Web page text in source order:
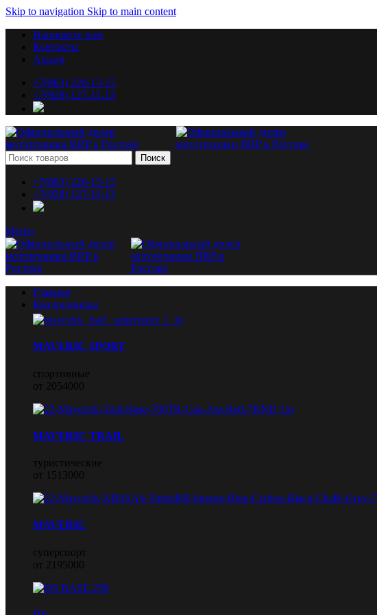
Skip to navigation Skip to main content
Напишите нам
Контакты
Акции
+7(863) 226-15-15
+7(928) 127-11-13
Поиск
+7(863) 226-15-15
+7(928) 127-11-13
Меню
Главная
Квадроциклы
MAVERIC SPORT
спортивные
от 2054000
MAVERIC TRAIL
туристические
от 1513000
MAVERIC
суперспорт
от 2195000